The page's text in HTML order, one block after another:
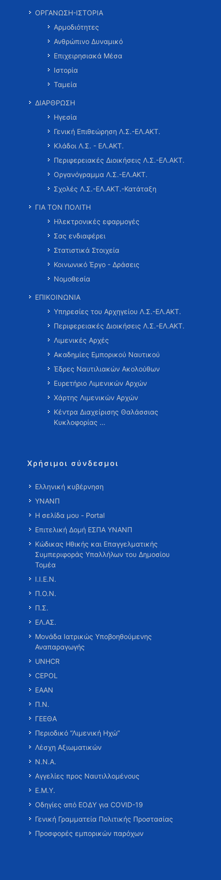
ΟΡΓΑΝΩΣΗ-ΙΣΤΟΡΙΑ
Αρμοδιότητες
Ανθρώπινο Δυναμικό
Επιχειρησιακά Μέσα
Ιστορία
Ταμεία
ΔΙΑΡΘΡΩΣΗ
Ηγεσία
Γενική Επιθεώρηση Λ.Σ.-ΕΛ.ΑΚΤ.
Κλάδοι Λ.Σ. - ΕΛ.ΑΚΤ.
Περιφερειακές Διοικήσεις Λ.Σ.-ΕΛ.ΑΚΤ.
Οργανόγραμμα Λ.Σ.-ΕΛ.ΑΚΤ.
Σχολές Λ.Σ.-ΕΛ.ΑΚΤ.-Κατάταξη
ΓΙΑ ΤΟΝ ΠΟΛΙΤΗ
Ηλεκτρονικές εφαρμογές
Σας ενδιαφέρει
Στατιστικά Στοιχεία
Κοινωνικό Έργο - Δράσεις
Νομοθεσία
ΕΠΙΚΟΙΝΩΝΙΑ
Υπηρεσίες του Αρχηγείου Λ.Σ.-ΕΛ.ΑΚΤ.
Περιφερειακές Διοικήσεις Λ.Σ.-ΕΛ.ΑΚΤ.
Λιμενικές Αρχές
Ακαδημίες Εμπορικού Ναυτικού
Έδρες Ναυτιλιακών Ακολούθων
Ευρετήριο Λιμενικών Αρχών
Χάρτης Λιμενικών Αρχών
Κέντρα Διαχείρισης Θαλάσσιας
Κυκλοφορίας …
Χρήσιμοι σύνδεσμοι
Ελληνική κυβέρνηση
ΥΝΑΝΠ
Η σελίδα μου - Portal
Επιτελική Δομή ΕΣΠΑ ΥΝΑΝΠ
Κώδικας Ηθικής και Επαγγελματικής
Συμπεριφοράς Υπαλλήλων του Δημοσίου
Τομέα
Ι.Ι.Ε.Ν.
Π.Ο.Ν.
Π.Σ.
ΕΛ.ΑΣ.
Μονάδα Ιατρικώς Υποβοηθούμενης
Αναπαραγωγής
UNHCR
CEPOL
ΕΑΑΝ
Π.Ν.
ΓΕΕΘΑ
Περιοδικό “Λιμενική Ηχώ”
Λέσχη Αξιωματικών
Ν.Ν.Α.
Αγγελίες προς Ναυτιλλομένους
Ε.Μ.Υ.
Οδηγίες από ΕΟΔΥ για COVID-19
Γενική Γραμματεία Πολιτικής Προστασίας
Προσφορές εμπορικών παρόχων